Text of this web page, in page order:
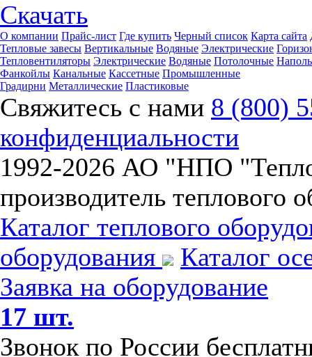
Скачать
О компании Прайс-лист Где купить Черный список Карта сайта
Тепловые завесы Вертикальные Водяные Электрические
Тепловентиляторы Электрические Водяные Потолочные
Фанкойлы Канальные Кассетные Промышленные
Градирни Металлические Пластиковые
Свяжитесь с нами 8 (800)
конфиденциальности
1992-2026 АО "НПО
производитель теплового
Каталог теплового
оборудования
Каталог
Заявка на оборудование
17 шт.
Звонок по России